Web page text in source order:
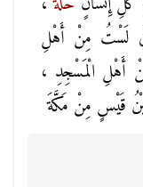
لَسْتُ مِنْ أَهْلِ
الْمَسْجِدِ ،
قَيْسٍ مِنْ مَكَّةَ